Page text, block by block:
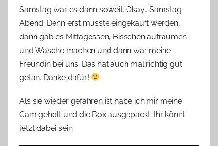
Samstag war es dann soweit. Okay… Samstag
Abend. Denn erst musste eingekauft werden,
dann gab es Mittagessen, Bisschen aufräumen
und Wasche machen und dann war meine
Freundin bei uns. Das hat auch mal richtig gut
getan. Danke dafür!
Als sie wieder gefahren ist habe ich mir meine
Cam geholt und die Box ausgepackt. Ihr könnt
jetzt dabei sein: